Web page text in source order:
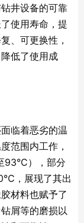
井设备的可靠
使用寿命，提
、可更换性，
低了使用成
临着恶劣的温
范围内工作，
93°C），部分
，展现了其出
材料也赋予了
屑等的磨损以